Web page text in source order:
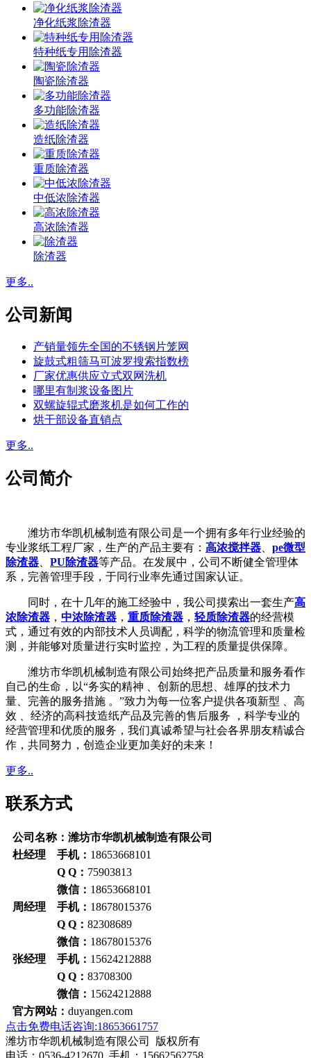
净化纸浆除渣器
特种纸专用除渣器
陶瓷除渣器
多功能除渣器
造纸除渣器
重质除渣器
中低浓除渣器
高浓除渣器
除渣器
更多..
公司新闻
产销量领先全国的不锈钢片笼网
旋鼓式粗筛马可波罗搜索指数榜
厂家优惠供应立式双网洗机
哪里有制浆设备图片
双螺旋辊式磨浆机是如何工作的
烘干部设备直销点
更多..
公司简介
潍坊市华凯机械制造有限公司是一个拥有多年行业经验的
专业浆纸工程厂家，生产的产品主要有： 高浓搅拌器、 pe微型
除渣器、 PU除渣器等产品。在发展中，公司不断健全管理体
系，完善管理手段，于同行业率先通过国家认证。
同时，在十几年的施工经验中，我公司摸索出一套生产高
浓除渣器 ， 中浓除渣器 ， 重质除渣器 ， 轻质除渣器的经营模
式，通过有效的内部技术人员调配，科学的物流管理和质量检
测，并能够对质量进行实时监控，为工程的质量提供保障。
潍坊市华凯机械制造有限公司始终把产品质量和服务看作
自己的生命，以“务实的精神 、创新的思想、雄厚的技术力
量、完善的服务措施 。”致力为每一位客户提供各项新型 、高
效 、经济的高科技造纸产品及完善的售后服务 ，科学专业的
经营管理和优质的服务，我们真诚希望与社会各界朋友精诚合
作，共同努力，创造企业更加美好的未来！
更多..
联系方式
公司名称：潍坊市华凯机械制造有限公司
杜经理 手机： 18653668101
Q Q： 75903813
微信： 18653668101
周经理 手机： 18678015376
Q Q： 82308689
微信： 18678015376
张经理 手机： 15624212888
Q Q： 83708300
微信： 15624212888
官方网站： duyangen.com
点击免费电话咨询:18653661757
潍坊市华凯机械制造有限公司 版权所有